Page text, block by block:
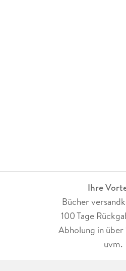
Ihre
Bücher
100 Tage
Abholung in über
uvm.